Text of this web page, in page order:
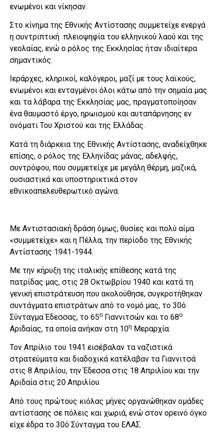
ενωμένοι και νίκησαν.
Στο κίνημα της Εθνικής Αντίστασης συμμετείχε ενεργά
η συντριπτική πλειοψηφία του ελληνικού λαού και της
νεολαίας, ενώ ο ρόλος της Εκκλησίας ήταν ιδιαίτερα
σημαντικός.
Ιεράρχες, κληρικοί, καλόγεροι, μαζί με τους λαϊκούς,
ενωμένοι και ενταγμένοι όλοι κάτω από την σημαία μας
και τα λάβαρα της Εκκλησίας μας, πραγματοποίησαν
ένα θαυμαστό έργο, ηρωισμού και αυταπάρνησης εν
ονόματι Του Χριστού και της Ελλάδας.
Κατά τη διάρκεια της Εθνικής Αντίστασης, αναδείχθηκε
επίσης, ο ρόλος της Ελληνίδας μάνας, αδελφής,
συντρόφου, που συμμετείχε με μεγάλη θέρμη, μαζικά,
ουσιαστικά και υποστηρικτικά στον
εθνικοαπελευθερωτικό αγώνα.
Με Αντιστασιακή δράση όμως, θυσίες και πολύ αίμα
«συμμετείχε» και η Πέλλα, την περίοδο της Εθνικής
Αντίστασης 1941-1944.
Με την κήρυξη της ιταλικής επίθεσης κατά της
πατρίδας μας, στις 28 Οκτωβρίου 1940 και κατά τη
γενική επιστράτευση που ακολούθησε, συγκροτήθηκαν
συντάγματα επιστράτων από το νομό μας, το 30ό
Σύνταγμα Έδεσσας, το 65ο Γιαννιτσών και το 68ο
Αριδαίας, τα οποία ανήκαν στη 10η Μεραρχία.
Τον Απρίλιο του 1941 εισέβαλαν τα ναζιστικά
στρατεύματα και διαδοχικά κατέλαβαν τα Γιαννιτσά
στις 8 Απριλίου, την Έδεσσα στις 18 Απριλίου και την
Αριδαία στις 20 Απριλίου.
Από τους πρώτους κιόλας μήνες οργανώθηκαν ομάδες
αντίστασης σε πόλεις και χωριά, ενώ στον ορεινό όγκο
είχε έδρα το 30ό Σύνταγμα του ΕΛΑΣ.